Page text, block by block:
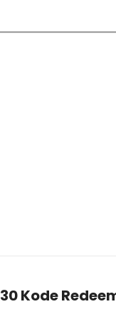
30 Kode